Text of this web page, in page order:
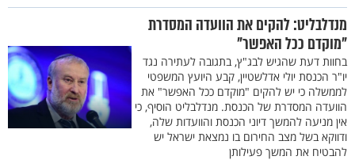
מנדלבליט: להקים את הוועדה המסדרת
"מוקדם ככל האפשר"
בחוות דעת שהגיש לבג"ץ, בתגובה לעתירה נגד
יו"ר הכנסת יולי אדלשטיין, קבע היועץ המשפטי
לממשלה כי יש להקים "מוקדם ככל האפשר" את
הוועדה המסדרת של הכנסת. מנדלבליט הוסיף, כי
אין מניעה להמשך דיוני הכנסת והוועדות שלה,
ודווקא בשל מצב החירום בו נמצאת ישראל יש
להבטיח את המשך פעילותן